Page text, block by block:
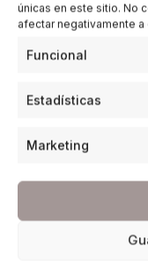
únicas en este sitio. No
afectar negativamente
Funcional
Estadísticas
Marketing